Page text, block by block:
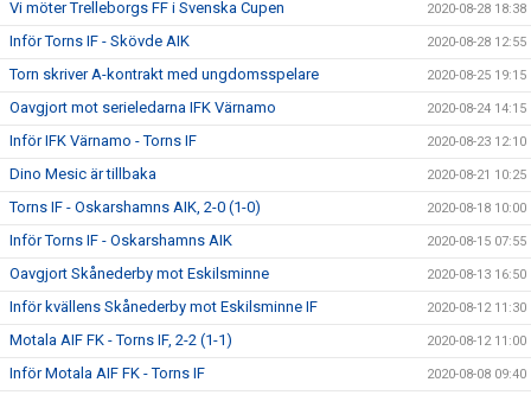
Vi möter Trelleborgs FF i Svenska Cupen 2020-08-28 18:38
Inför Torns IF - Skövde AIK 2020-08-28 12:55
Torn skriver A-kontrakt med ungdomsspelare 2020-08-25 19:15
Oavgjort mot serieledarna IFK Värnamo 2020-08-24 14:15
Inför IFK Värnamo - Torns IF 2020-08-23 12:10
Dino Mesic är tillbaka 2020-08-21 10:25
Torns IF - Oskarshamns AIK, 2-0 (1-0) 2020-08-18 10:00
Inför Torns IF - Oskarshamns AIK 2020-08-15 07:55
Oavgjort Skånederby mot Eskilsminne 2020-08-13 16:50
Inför kvällens Skånederby mot Eskilsminne IF 2020-08-12 11:30
Motala AIF FK - Torns IF, 2-2 (1-1) 2020-08-12 11:00
Inför Motala AIF FK - Torns IF 2020-08-08 09:40